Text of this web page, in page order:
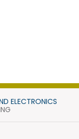
ELECTRONICS